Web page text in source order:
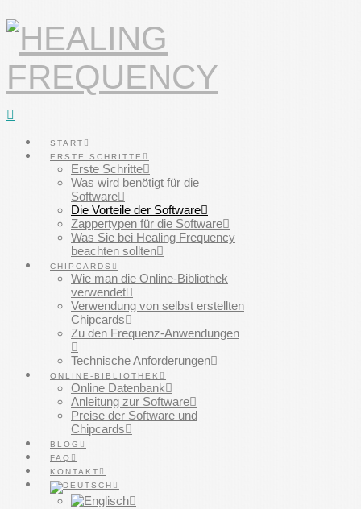
START
ERSTE SCHRITTE
Erste Schritte
Was wird benötigt für die
Software
Die Vorteile der Software
Zappertypen für die Software
Was Sie bei Healing Frequency
beachten sollten
CHIPCARDS
Wie man die Online-Bibliothek
verwendet
Verwendung von selbst erstellten
Chipcards
Zu den Frequenz-Anwendungen
Technische Anforderungen
ONLINE-BIBLIOTHEK
Online Datenbank
Anleitung zur Software
Preise der Software und
Chipcards
BLOG
FAQ
KONTAKT